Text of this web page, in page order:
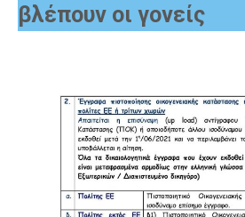
βλέπουν οι γονείς